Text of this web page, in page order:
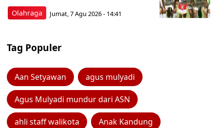
Olahraga Jumat, 7 Agu 2026 - 14:41
Tag Populer
Aan Setyawan agus mulyadi
Agus Mulyadi mundur dari ASN
ahli staff walikota Anak Kandung